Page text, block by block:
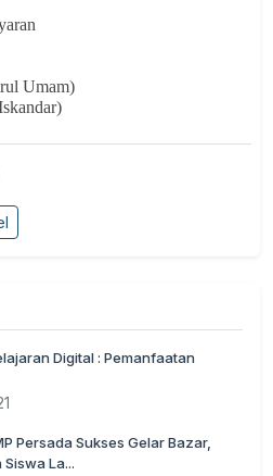
Umam)
Digital : Pemanfaatan
Persada Sukses Gelar Bazar,
La...